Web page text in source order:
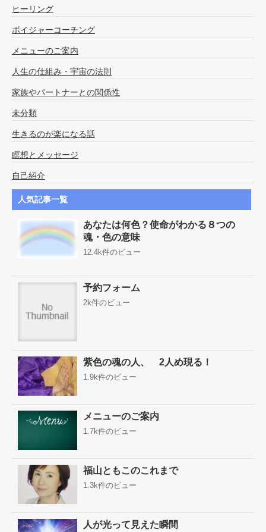
ヒーリング
ボイジャーコーチング
メニューのご案内
人生の仕組み・宇宙の法則
家族やパートナーとの関係性
未分類
生きるのが楽になる話
瞑想とメッセージ
自己紹介
人気記事一覧
あなたは何色？使命がわかる８つの
魂・色の意味
12.4k件のビュー
予約フォーム
2k件のビュー
紫色の魂の人、 2人め現る！
1.9k件のビュー
メニューのご案内
1.7k件のビュー
福山ともこのこれまで
1.3k件のビュー
人が光って見えた瞬間